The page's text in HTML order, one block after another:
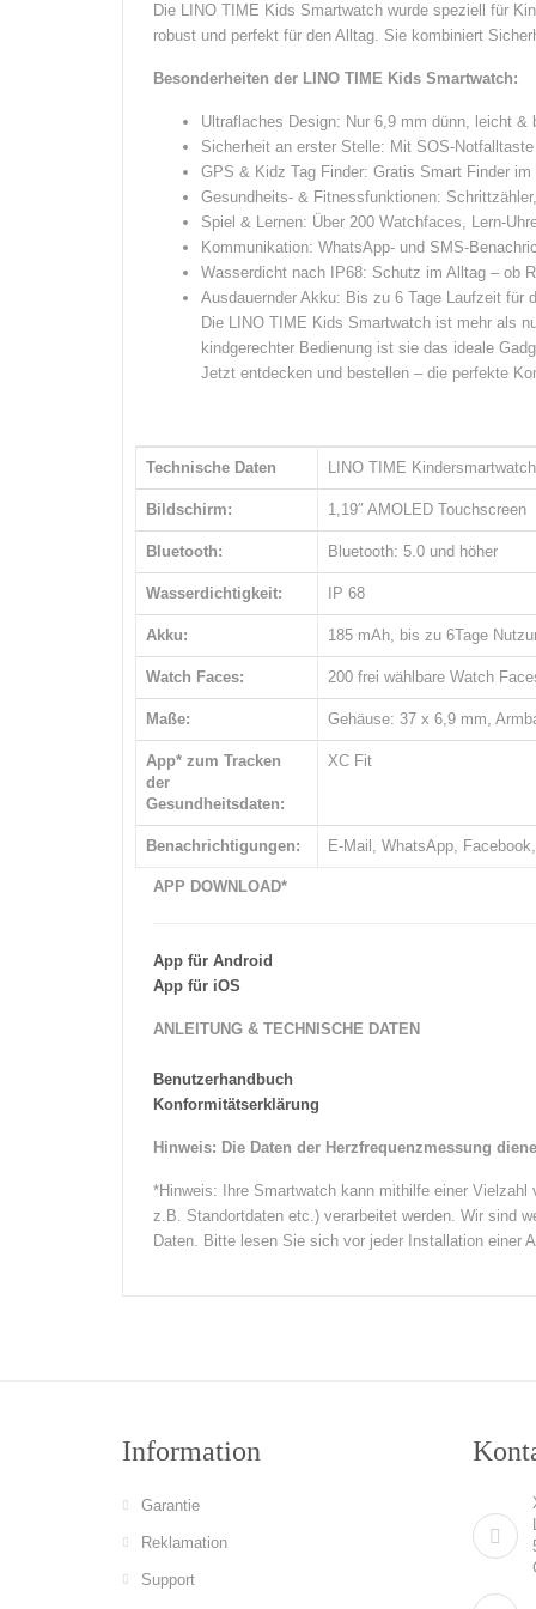
Die LINO TIME Kids Smartwatch wurde speziell für
robust und perfekt für den Alltag. Sie kombiniert
Besonderheiten der LINO TIME Kids Smartwatch:
Ultraflaches Design: Nur 6,9 mm dünn, leicht &
Sicherheit an erster Stelle: Mit SOS-
GPS & Kidz Tag Finder: Gratis Smart Finder
Gesundheits- & Fitnessfunktionen:
Spiel & Lernen: Über 200 Watchfaces, Lern-
Kommunikation: WhatsApp- und SMS-
Wasserdicht nach IP68: Schutz im Alltag – ob
Ausdauernder Akku: Bis zu 6 Tage Laufzeit für
Die LINO TIME Kids Smartwatch ist mehr als
kindgerechter Bedienung ist sie das ideale
Jetzt entdecken und bestellen – die perfekte
Technische Daten LINO TIME Kindersmartwatch
Bildschirm: 1,19″ AMOLED Touchscreen
Bluetooth: Bluetooth: 5.0 und höher
Wasserdichtigkeit: IP 68
Akku: 185 mAh, bis zu 6Tage
Watch Faces: 200 frei wählbare Watch
Maße: Gehäuse: 37 x 6,9 mm,
App* zum Tracken
der
Gesundheitsdaten:
XC Fit
Benachrichtigungen: E-Mail, WhatsApp,
APP DOWNLOAD*
App für Android
App für iOS
ANLEITUNG & TECHNISCHE DATEN
Benutzerhandbuch
Konformitätserklärung
Hinweis: Die Daten der Herzfrequenzmessung
*Hinweis: Ihre Smartwatch kann mithilfe einer Vielzahl
z.B. Standortdaten etc.) verarbeitet werden. Wir sind
Daten. Bitte lesen Sie sich vor jeder Installation einer
Information
Garantie
Reklamation
Support